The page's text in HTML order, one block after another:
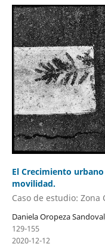
El Crecimiento
movilidad.
Caso de estudio:
Daniela Oropeza
129-155
2020-12-12